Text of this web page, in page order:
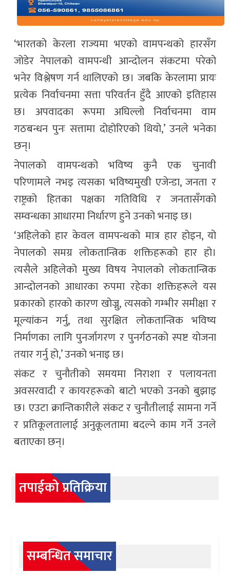
‘भारतको केरला राज्यमा भएको वामपन्थको हारसँग
जोडेर नेपालको वामपन्थी आन्दोलन संकटमा परेको
भनेर विश्लेषण गर्न थालिएको छ। जबकि केरलामा प्रायः
प्रत्येक निर्वाचनमा सत्ता परिवर्तन हुँदै आएको इतिहास
छ। अपवादका रूपमा अघिल्लो निर्वाचनमा वाम
गठबन्धन पुनः सत्तामा दोहोरिएको थियो,’ उनले भनेका
छन्।
नेपालको वामपन्थको भविष्य कुनै एक चुनावी
परिणामले नभइ त्यसका भविष्यमुखी एजेन्डा, जनता र
राष्ट्रको हितका पक्षका गतिविधि र जनतासँगको
सम्वन्धका आधारमा निर्धारण हुने उनको भनाइ छ।
‘अहिलेको हार केवल वामपन्थको मात्र हार होइन, यो
नेपालको समग्र लोकतान्त्रिक शक्तिहरूको हार हो।
त्यसैले अहिलेको मुख्य विषय नेपालको लोकतान्त्रिक
आन्दोलनको आधारका रुपमा रहेका शक्तिहरूले यस
प्रकारको हारको कारण खोज्नु, त्यसको गम्भीर समीक्षा र
मूल्यांकन गर्नु, तथा सुरक्षित लोकतान्त्रिक भविष्य
निर्माणका लागि पुनर्जागरण र पुनर्गठनको स्पष्ट योजना
तयार गर्नु हो,’ उनको भनाइ छ।
संकट र चुनौतीको समयमा निराशा र पलायनता
अवसरवादी र कायरहरूको बाटो भएको उनको बुझाइ
छ। एउटा क्रान्तिकारीले संकट र चुनौतीलाई सामना गर्ने
र प्रतिकूलतालाई अनुकूलतामा बदल्ने काम गर्ने उनले
बताएका छन्।
तपाईको प्रतिक्रिया
सम्बन्धित समाचार